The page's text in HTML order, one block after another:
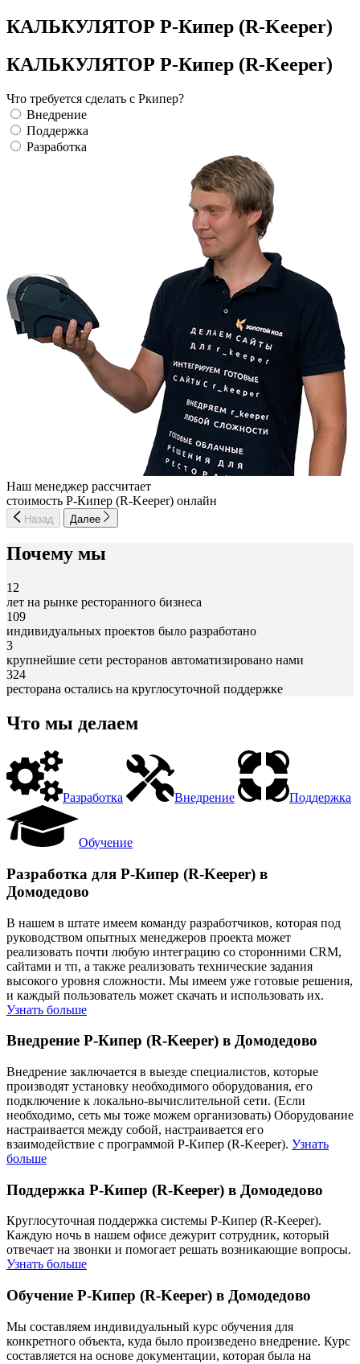
КАЛЬКУЛЯТОР Р-Кипер (R-Keeper)
КАЛЬКУЛЯТОР Р-Кипер (R-Keeper)
Что требуется сделать с Ркипер?
Внедрение
Поддержка
Разработка
Наш менеджер рассчитает
стоимость Р-Кипер (R-Keeper) онлайн
Назад Далее
Почему мы
12
лет на рынке ресторанного бизнеса
109
индивидуальных проектов было разработано
3
крупнейшие сети ресторанов автоматизировано нами
324
ресторана остались на круглосуточной поддержке
Что мы делаем
Разработка Внедрение Поддержка
Обучение
Разработка для Р-Кипер (R-Keeper) в
Домодедово
В нашем в штате имеем команду разработчиков, которая под
руководством опытных менеджеров проекта может
реализовать почти любую интеграцию со сторонними CRM,
сайтами и тп, а также реализовать технические задания
высокого уровня сложности. Мы имеем уже готовые решения,
и каждый пользователь может скачать и использовать их.
Узнать больше
Внедрение Р-Кипер (R-Keeper) в Домодедово
Внедрение заключается в выезде специалистов, которые
производят установку необходимого оборудования, его
подключение к локально-вычислительной сети. (Если
необходимо, сеть мы тоже можем организовать) Оборудование
настраивается между собой, настраивается его
взаимодействие с программой Р-Кипер (R-Keeper). Узнать
больше
Поддержка Р-Кипер (R-Keeper) в Домодедово
Круглосуточная поддержка системы Р-Кипер (R-Keeper).
Каждую ночь в нашем офисе дежурит сотрудник, который
отвечает на звонки и помогает решать возникающие вопросы.
Узнать больше
Обучение Р-Кипер (R-Keeper) в Домодедово
Мы составляем индивидуальный курс обучения для
конкретного объекта, куда было произведено внедрение. Курс
составляется на основе документации, которая была на